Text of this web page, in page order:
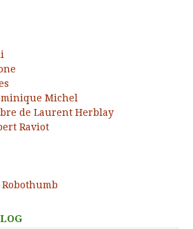
Michel
de Laurent Herblay
Raviot